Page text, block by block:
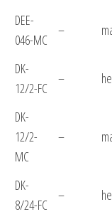
DEE-
046-MC
–
DK-
12/2-FC
–
DK-
12/2-
MC
–
DK-
8/24-FC
–